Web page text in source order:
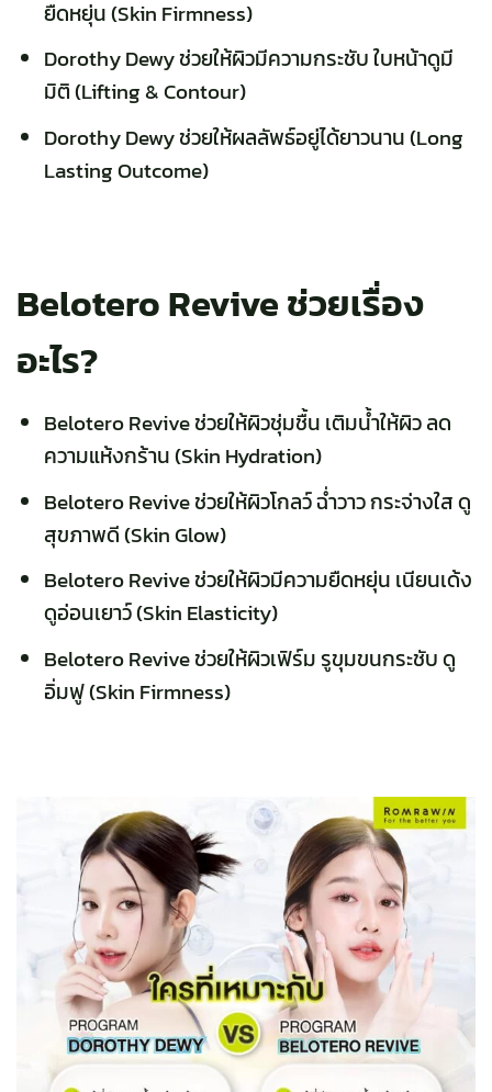
ยืดหยุ่น (Skin Firmness)
Dorothy Dewy ช่วยให้ผิวมีความกระชับ ใบหน้าดูมี
มิติ (Lifting & Contour)
Dorothy Dewy ช่วยให้ผลลัพธ์อยู่ได้ยาวนาน (Long
Lasting Outcome)
Belotero Revive ช่วยเรื่อง
อะไร?
Belotero Revive ช่วยให้ผิวชุ่มชื้น เติมน้ำให้ผิว ลด
ความแห้งกร้าน (Skin Hydration)
Belotero Reviveช่วยให้ผิวโกลว์ ฉ่ำวาว กระจ่างใส ดู
สุขภาพดี (Skin Glow)
Belotero Revive ช่วยให้ผิวมีความยืดหยุ่น เนียนเด้ง
ดูอ่อนเยาว์ (Skin Elasticity)
Belotero Revive ช่วยให้ผิวเฟิร์ม รูขุมขนกระชับ ดู
อิ่มฟู (Skin Firmness)